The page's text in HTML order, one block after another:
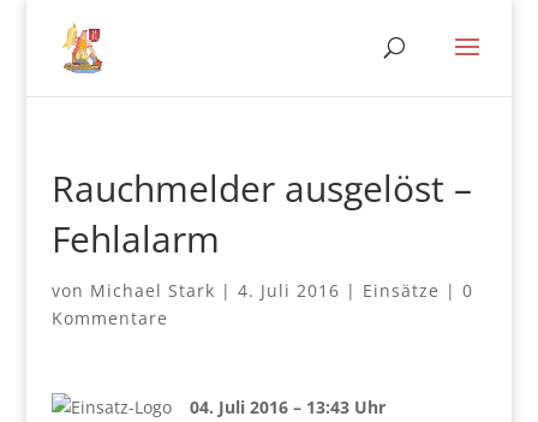
Rauchmelder ausgelöst –
Fehlalarm
von Michael Stark | 4. Juli 2016 | Einsätze | 0
Kommentare
04. Juli 2016 – 13:43 Uhr